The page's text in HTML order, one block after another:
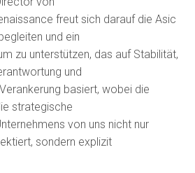
freut sich darauf die Asic
und ein
zu unterstützen, das auf Stabilität,
und
basiert, wobei die
strategische
von uns nicht nur
sondern explizit